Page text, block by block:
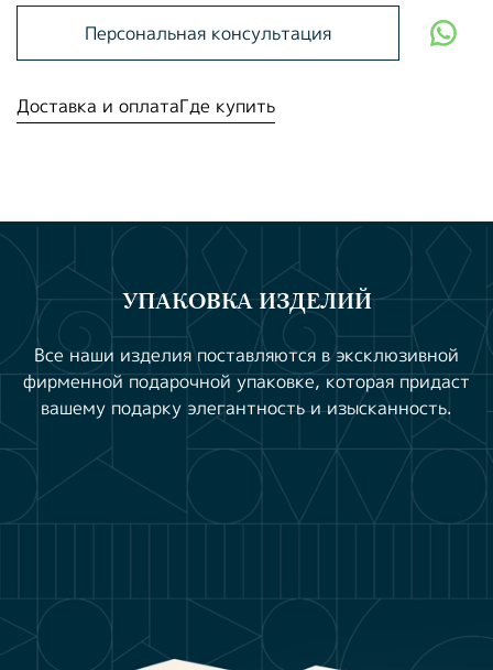
Персональная консультация
Доставка и оплатаГде купить
УПАКОВКА ИЗДЕЛИЙ
Все наши изделия поставляются в эксклюзивной
фирменной подарочной упаковке, которая придаст
вашему подарку элегантность и изысканность.